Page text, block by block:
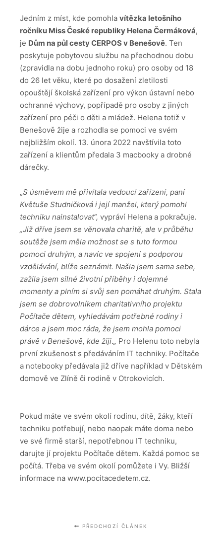
Jedním z míst, kde pomohla vítězka letošního
ročníku Miss České republiky Helena Čermáková,
je Dům na půl cesty CERPOS v Benešově. Ten
poskytuje pobytovou službu na přechodnou dobu
(zpravidla na dobu jednoho roku) pro osoby od 18
do 26 let věku, které po dosažení zletilosti
opouštějí školská zařízení pro výkon ústavní nebo
ochranné výchovy, popřípadě pro osoby z jiných
zařízení pro péči o děti a mládež. Helena totiž v
Benešově žije a rozhodla se pomoci ve svém
nejbližším okolí. 13. února 2022 navštívila toto
zařízení a klientům předala 3 macbooky a drobné
dárečky.
„S úsměvem mě přivítala vedoucí zařízení, paní
Květuše Studničková i její manžel, který pomohl
techniku nainstalovat“, vypráví Helena a pokračuje.
„Již dříve jsem se věnovala charitě, ale v průběhu
soutěže jsem měla možnost se s tuto formou
pomoci druhým, a navíc ve spojení s podporou
vzdělávání, blíže seznámit. Našla jsem sama sebe,
zažila jsem silné životní příběhy i dojemné
momenty a plním si svůj sen pomáhat druhým. Stala
jsem se dobrovolníkem charitativního projektu
Počítače dětem, vyhledávám potřebné rodiny i
dárce a jsem moc ráda, že jsem mohla pomoci
právě v Benešově, kde žiji.„ Pro Helenu toto nebyla
první zkušenost s předáváním IT techniky. Počítače
a notebooky předávala již dříve například v Dětském
domově ve Zlíně či rodině v Otrokovicích.
Pokud máte ve svém okolí rodinu, dítě, žáky, kteří
techniku potřebují, nebo naopak máte doma nebo
ve své firmě starší, nepotřebnou IT techniku,
darujte jí projektu Počítače dětem. Každá pomoc se
počítá. Třeba ve svém okolí pomůžete i Vy. Bližší
informace na www.pocitacedetem.cz.
PŘEDCHOZÍ ČLÁNEK